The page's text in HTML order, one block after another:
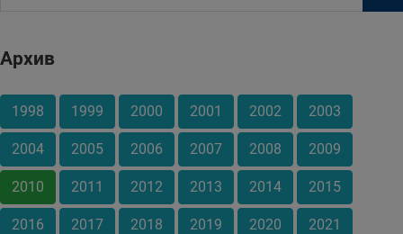
Архив
1998 1999 2000 2001 2002 2003
2004 2005 2006 2007 2008 2009
2010 2011 2012 2013 2014 2015
2016 2017 2018 2019 2020 2021